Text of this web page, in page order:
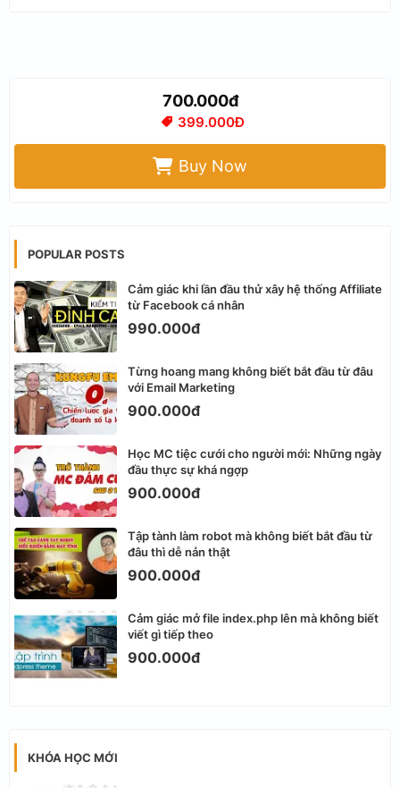
700.000đ
399.000Đ
Buy Now
POPULAR POSTS
Cảm giác khi lần đầu thử xây hệ thống Affiliate
từ Facebook cá nhân
990.000đ
Từng hoang mang không biết bắt đầu từ đâu
với Email Marketing
900.000đ
Học MC tiệc cưới cho người mới: Những ngày
đầu thực sự khá ngợp
900.000đ
Tập tành làm robot mà không biết bắt đầu từ
đâu thì dễ nản thật
900.000đ
Cảm giác mở file index.php lên mà không biết
viết gì tiếp theo
900.000đ
KHÓA HỌC MỚI